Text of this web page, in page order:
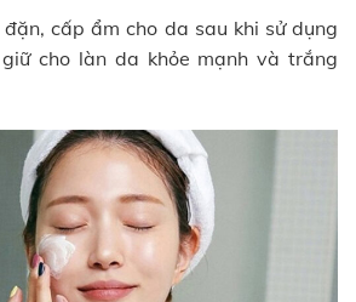
cấp ẩm cho da sau khi sử dụng
cho làn da khỏe mạnh và trắng